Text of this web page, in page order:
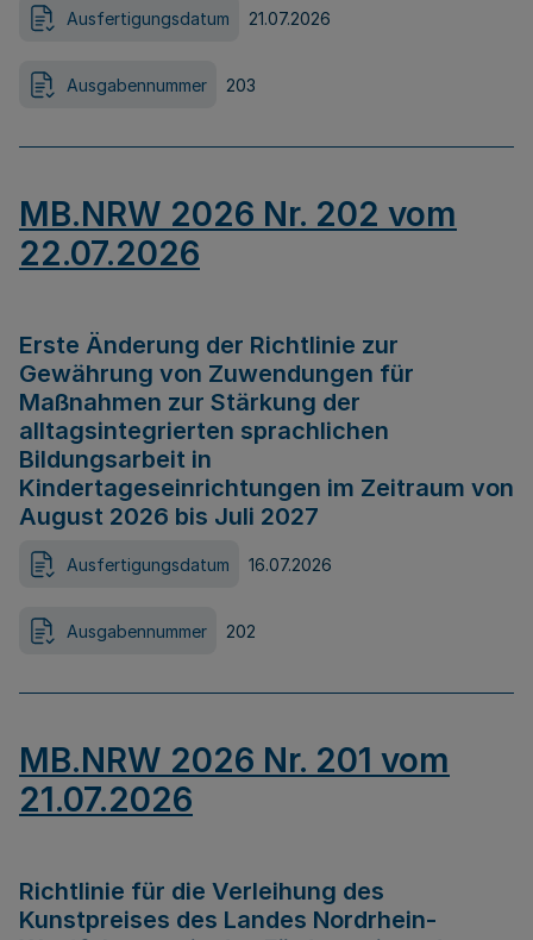
Ausfertigungsdatum 21.07.2026
Ausgabennummer 203
MB.NRW 2026 Nr. 202 vom
22.07.2026
Erste Änderung der Richtlinie zur
Gewährung von Zuwendungen für
Maßnahmen zur Stärkung der
alltagsintegrierten sprachlichen
Bildungsarbeit in
Kindertageseinrichtungen im Zeitraum von
August 2026 bis Juli 2027
Ausfertigungsdatum 16.07.2026
Ausgabennummer 202
MB.NRW 2026 Nr. 201 vom
21.07.2026
Richtlinie für die Verleihung des
Kunstpreises des Landes Nordrhein-